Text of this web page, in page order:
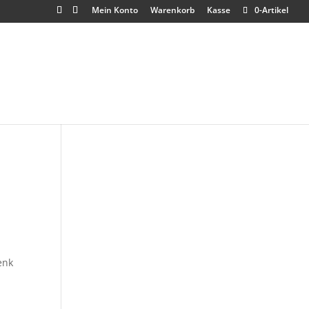
Mein Konto Warenkorb Kasse 0-Artikel